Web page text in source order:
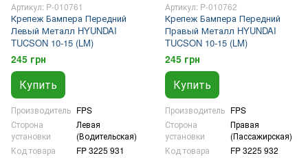
Артикул: P-010761
Крепеж Бампера Передний
Левый Металл HYUNDAI
TUCSON 10-15 (LM)
245 грн
Купить
Производитель FPS
Сторона
установки
Левая
(Водительская)
Код товара
FP 3225 931
Артикул: P-010762
Крепеж Бампера Передний
Правый Металл HYUNDAI
TUCSON 10-15 (LM)
245 грн
Купить
Производитель FPS
Сторона
установки
Правая
(Пассажирская)
Код товара
FP 3225 932